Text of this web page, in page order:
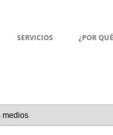
SERVICIOS ¿POR